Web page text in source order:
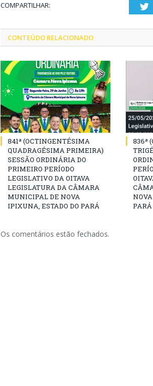
COMPARTILHAR:
CONTEÚDO RELACIONADO
841ª (OCTINGENTÉSIMA
QUADRAGÉSIMA PRIMEIRA)
SESSÃO ORDINÁRIA DO
PRIMEIRO PERÍODO
LEGISLATIVO DA OITAVA
LEGISLATURA DA CÂMARA
MUNICIPAL DE NOVA
IPIXUNA, ESTADO DO PARÁ
836ª
PARÁ
Os comentários estão fechados.